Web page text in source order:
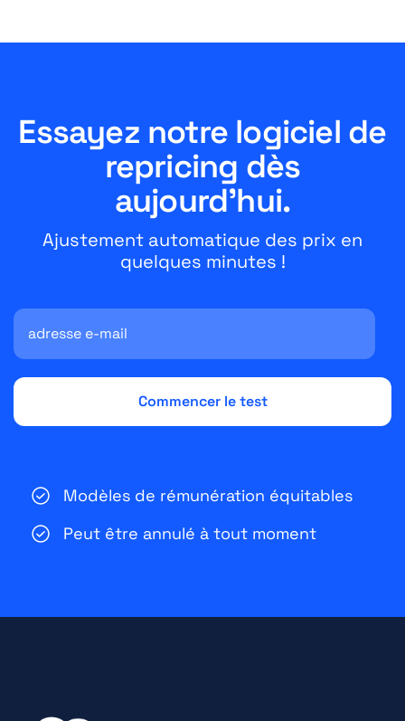
Essayez notre logiciel de
repricing dès
aujourd'hui.
Ajustement automatique des prix en
quelques minutes !
Modèles de rémunération équitables
Peut être annulé à tout moment